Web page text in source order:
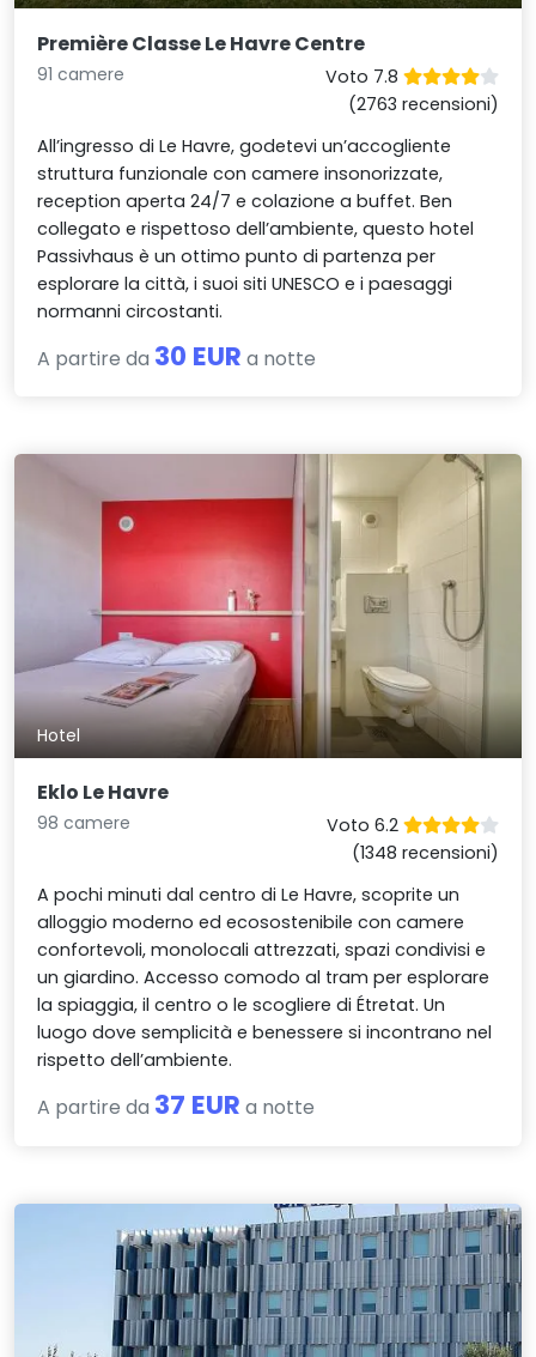
Première Classe Le Havre Centre
91 camere
Voto 7.8
(2763 recensioni)
All’ingresso di Le Havre, godetevi un’accogliente
struttura funzionale con camere insonorizzate,
reception aperta 24/7 e colazione a buffet. Ben
collegato e rispettoso dell’ambiente, questo hotel
Passivhaus è un ottimo punto di partenza per
esplorare la città, i suoi siti UNESCO e i paesaggi
normanni circostanti.
A partire da 30 EUR a notte
Hotel
Eklo Le Havre
98 camere
Voto 6.2
(1348 recensioni)
A pochi minuti dal centro di Le Havre, scoprite un
alloggio moderno ed ecosostenibile con camere
confortevoli, monolocali attrezzati, spazi condivisi e
un giardino. Accesso comodo al tram per esplorare
la spiaggia, il centro o le scogliere di Étretat. Un
luogo dove semplicità e benessere si incontrano nel
rispetto dell’ambiente.
A partire da 37 EUR a notte